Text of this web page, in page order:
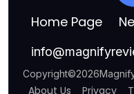
Home Page
info@
Copyright©2026
About Us Privacy